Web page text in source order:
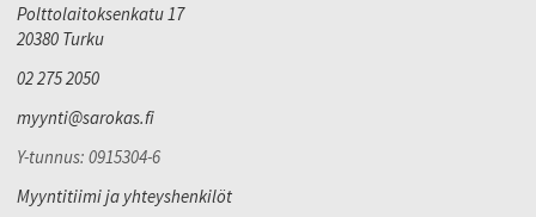
Polttolaitoksenkatu 17
20380 Turku
02 275 2050
myynti@sarokas.fi
Y-tunnus: 0915304-6
Myyntitiimi ja yhteyshenkilöt